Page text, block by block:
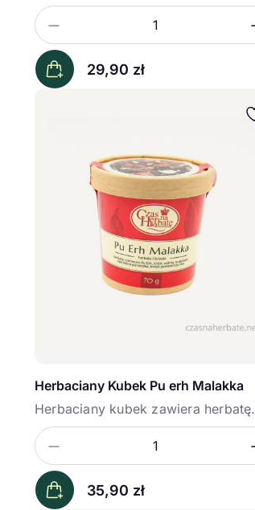
Madagaskar...
29,90 zł
IlośćZmniejsz ilość
Herbaciany Kubek Pu erh Malakka
Herbaciany kubek zawiera herbatę
Pu...
35,90 zł
IlośćZmniejsz ilość